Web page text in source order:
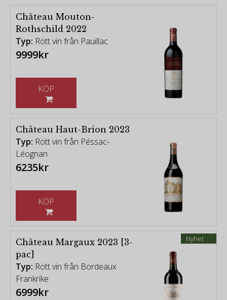
Château Mouton-
Rothschild 2022
Typ: Rött vin från Pauillac
9999kr
Château Haut-Brion 2023
Typ: Rött vin från Péssac-
Léognan
6235kr
Nyhet
Château Margaux 2023 [3-
pac]
Typ: Rött vin från Bordeaux
Frankrike
6999kr